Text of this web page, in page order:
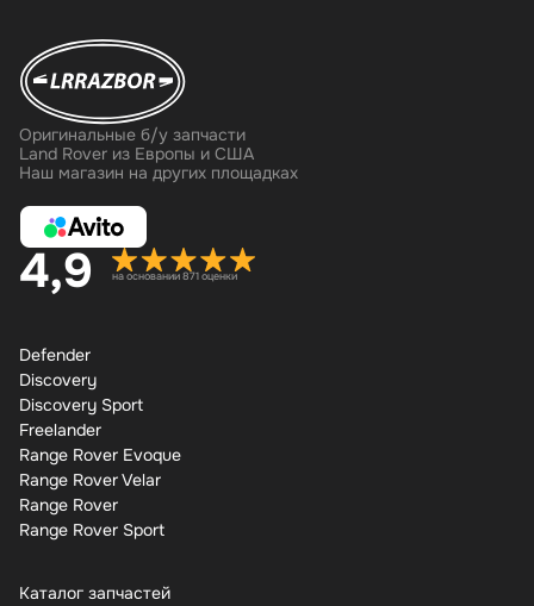
Оригинальные б/у запчасти
Land Rover из Европы и США
Наш магазин на других площадках
4,9 на основании 871 оценки
Defender
Discovery
Discovery Sport
Freelander
Range Rover Evoque
Range Rover Velar
Range Rover
Range Rover Sport
Каталог запчастей